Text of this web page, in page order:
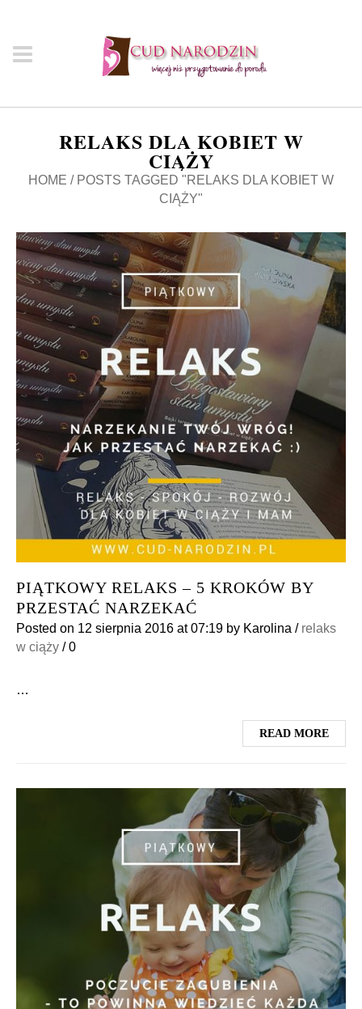
RELAKS DLA KOBIET W
CIĄŻY
HOME / POSTS TAGGED "RELAKS DLA KOBIET W
CIĄŻY"
PIĄTKOWY RELAKS – 5 KROKÓW BY
PRZESTAĆ NARZEKAĆ
Posted on 12 sierpnia 2016 at 07:19 by Karolina / relaks
w ciąży /0
…
READ MORE